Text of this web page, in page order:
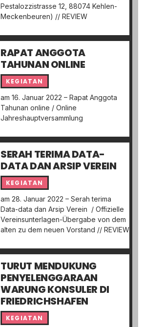
Pestalozzistrasse 12, 88074 Kehlen-
Meckenbeuren) // REVIEW
RAPAT ANGGOTA
TAHUNAN ONLINE
KEGIATAN
am 16. Januar 2022 – Rapat Anggota
Tahunan online / Online
Jahreshauptversammlung
SERAH TERIMA DATA-
DATA DAN ARSIP VEREIN
KEGIATAN
am 28. Januar 2022 – Serah terima
Data-data dan Arsip Verein / Offizielle
Vereinsunterlagen-Übergabe von dem
alten zu dem neuen Vorstand // REVIEW
TURUT MENDUKUNG
PENYELENGGARAAN
WARUNG KONSULER DI
FRIEDRICHSHAFEN
KEGIATAN